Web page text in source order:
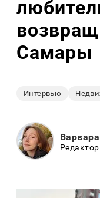
Самары
Интервью
Редактор